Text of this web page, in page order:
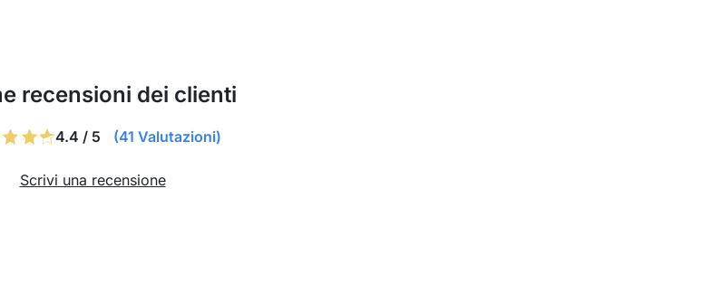
recensioni dei clienti
4.4 / 5 (41 Valutazioni)
Scrivi una recensione